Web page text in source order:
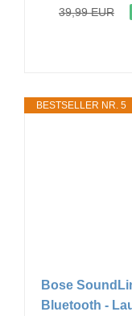
39,99 EUR
BESTSELLER NR. 5
Bose
Bluetooth -